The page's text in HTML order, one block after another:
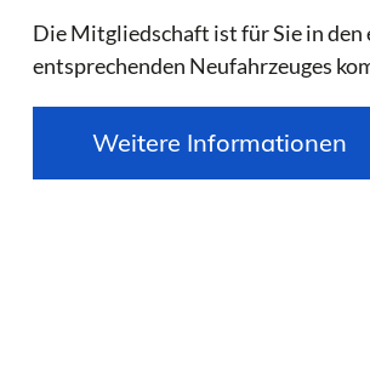
Die Mitgliedschaft ist für Sie in den
entsprechenden Neufahrzeuges
Weitere Informationen